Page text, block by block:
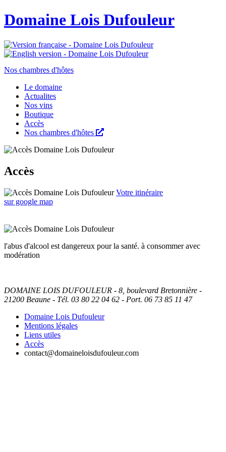
Domaine Lois Dufouleur
Nos chambres d'hôtes
Le domaine
Actualites
Nos vins
Boutique
Accès
Nos chambres d'hôtes
Accès
Votre itinéraire
sur google map
l'abus d'alcool est dangereux pour la santé. à consommer avec
modération
DOMAINE LOIS DUFOULEUR - 8, boulevard Bretonnière -
21200 Beaune - Tél. 03 80 22 04 62 - Port. 06 73 85 11 47
Domaine Lois Dufouleur
Mentions légales
Liens utiles
Accès
contact@domaineloisdufouleur.com